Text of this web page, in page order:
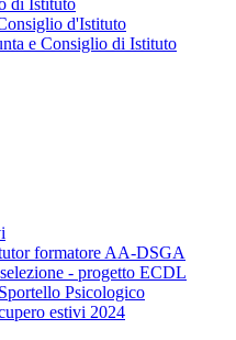
di Istituto
d'Istituto
e Consiglio di Istituto
formatore AA-DSGA
- progetto ECDL
Psicologico
estivi 2024